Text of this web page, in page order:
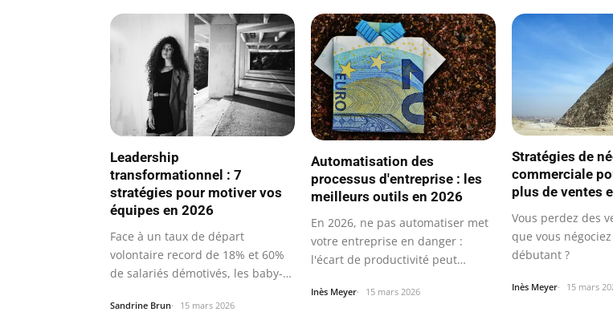
Leadership
transformationnel : 7
stratégies pour motiver vos
équipes en 2026
Face à un taux de départ
volontaire record de 18% et 60%
de salariés démotivés, les baby-
Sandrine Brun 15 mars 2026
Automatisation des
processus d'entreprise : les
meilleurs outils en 2026
En 2026, ne pas automatiser met
votre entreprise en danger :
l'écart de productivité peut
Inès Meyer 15 mars 2026
Stratégies de
commerciale
plus de ventes
Vous perdez des
que vous
débutant ?
Inès Meyer 15 mars